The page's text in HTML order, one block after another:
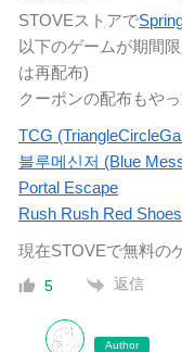
STOVEストアで
以下のゲームが期間
は再配布)
クーポンの配布もや
TCG
블루메신저 (Blue
Portal Escape
Rush Rush Red Shoes
現在STOVEで無料の
5 返信
Author